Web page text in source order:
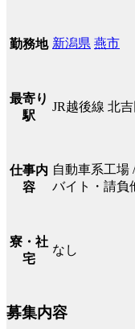
勤務地 新潟県 燕市
最寄り
駅
JR越後線 北
仕事内
容
自動車系工場
バイト・請負
寮・社
宅
なし
募集内容